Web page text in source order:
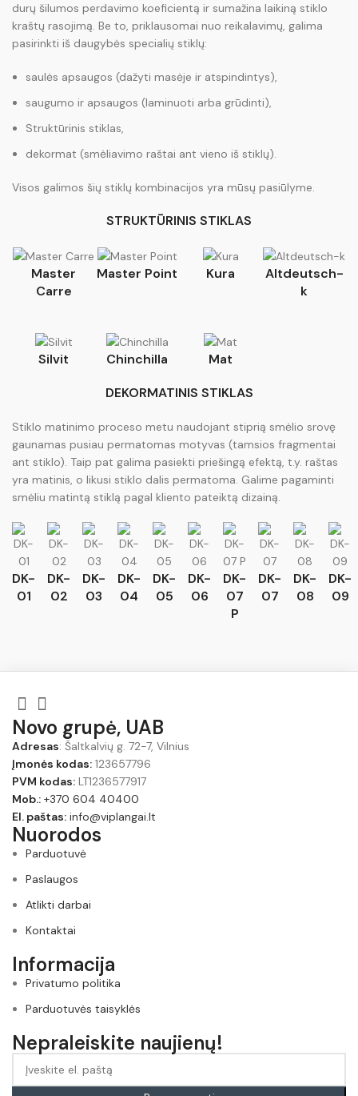
durų šilumos perdavimo koeficientą ir sumažina laikiną stiklo
kraštų rasojimą. Be to, priklausomai nuo reikalavimų, galima
pasirinkti iš daugybės specialių stiklų:
saulės apsaugos (dažyti masėje ir atspindintys),
saugumo ir apsaugos (laminuoti arba grūdinti),
Struktūrinis stiklas,
dekormat (smėliavimo raštai ant vieno iš stiklų).
Visos galimos šių stiklų kombinacijos yra mūsų pasiūlyme.
STRUKTŪRINIS STIKLAS
Master
Carre
Master Point Kura
Altdeutsch-
k
Silvit Chinchilla
Mat
DEKORMATINIS STIKLAS
Stiklo matinimo proceso metu naudojant stiprią smėlio srovę
gaunamas pusiau permatomas motyvas (tamsios fragmentai
ant stiklo). Taip pat galima pasiekti priešingą efektą, t.y. raštas
yra matinis, o likusi stiklo dalis permatoma. Galime pagaminti
smėliu matintą stiklą pagal kliento pateiktą dizainą.
DK-
01
DK-
02
DK-
03
DK-
04
DK-
05
DK-
06
DK-
07
P
DK-
07
DK-
08
DK-
09
Novo grupė, UAB
Adresas: Šaltkalvių g. 72-7, Vilnius
Įmonės kodas: 123657796
PVM kodas: LT1236577917
Mob.: +370 604 40400
El. paštas: info@viplangai.lt
Nuorodos
Parduotuvė
Paslaugos
Atlikti darbai
Kontaktai
Informacija
Privatumo politika
Parduotuvės taisyklės
Nepraleiskite naujienų!